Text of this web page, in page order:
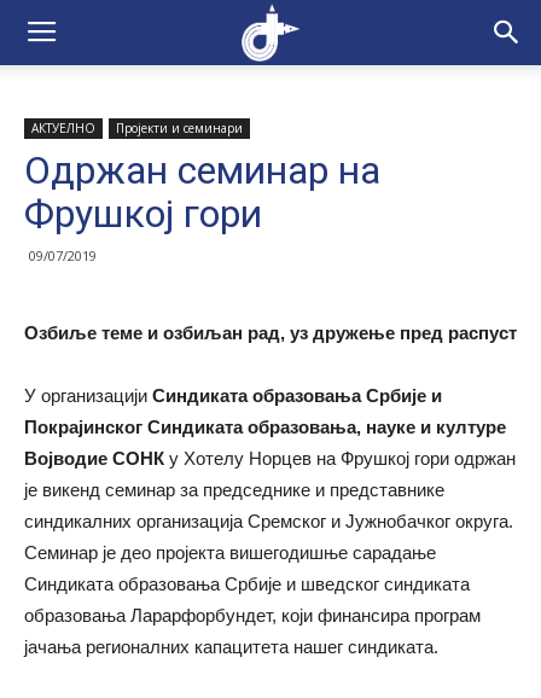
АКТУЕЛНО Пројекти и семинари
Одржан семинар на
Фрушкој гори
09/07/2019
Озбиље теме и озбиљан рад, уз дружење пред распуст
У организацији Синдиката образовања Србије и
Покрајинског Синдиката образовања, науке и културе
Војводие СОНК у Хотелу Норцев на Фрушкој гори одржан
је викенд семинар за председнике и представнике
синдикалних организација Сремског и Јужнобачког округа.
Семинар је део пројекта вишегодишње сарадање
Синдиката образовања Србије и шведског синдиката
образовања Ларарфорбундет, који финансира програм
јачања регионалних капацитета нашег синдиката.